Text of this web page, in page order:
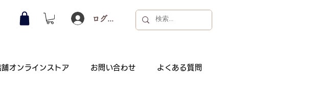
ログイン
舗オンラインストア お問い合わせ よくある質問